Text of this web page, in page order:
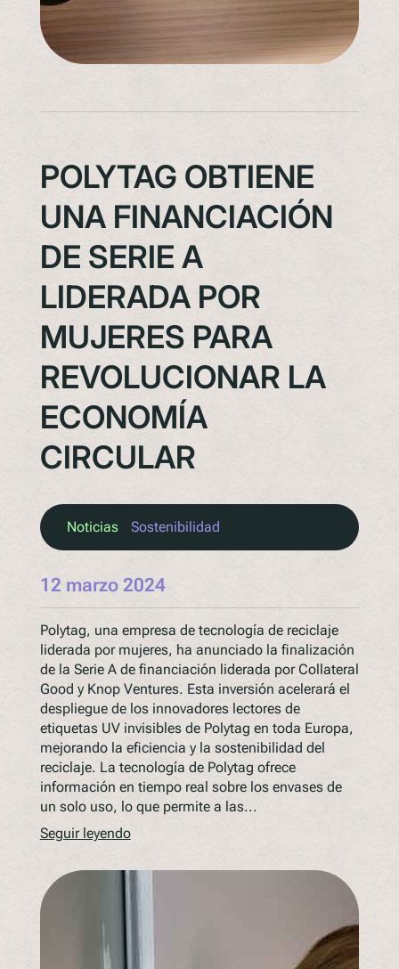
POLYTAG OBTIENE
UNA FINANCIACIÓN
DE SERIE A
LIDERADA POR
MUJERES PARA
REVOLUCIONAR LA
ECONOMÍA
CIRCULAR
Noticias Sostenibilidad
12 marzo 2024
Polytag, una empresa de tecnología de reciclaje
liderada por mujeres, ha anunciado la finalización
de la Serie A de financiación liderada por Collateral
Good y Knop Ventures. Esta inversión acelerará el
despliegue de los innovadores lectores de
etiquetas UV invisibles de Polytag en toda Europa,
mejorando la eficiencia y la sostenibilidad del
reciclaje. La tecnología de Polytag ofrece
información en tiempo real sobre los envases de
un solo uso, lo que permite a las...
Seguir leyendo